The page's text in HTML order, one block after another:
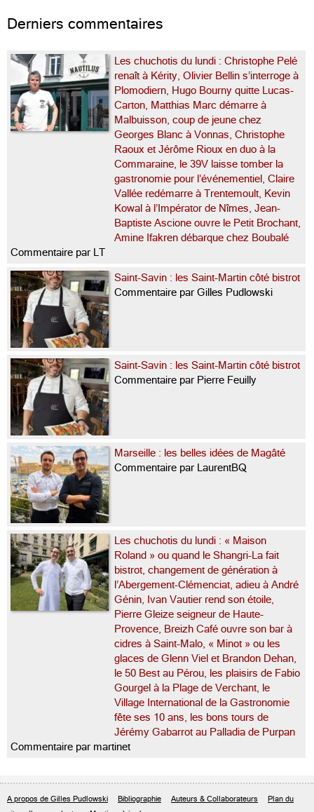
Derniers commentaires
Les chuchotis du lundi : Christophe Pelé
renaît à Kérity, Olivier Bellin s’interroge à
Plomodiern, Hugo Bourny quitte Lucas-
Carton, Matthias Marc démarre à
Malbuisson, coup de jeune chez
Georges Blanc à Vonnas, Christophe
Raoux et Jérôme Rioux en duo à la
Commaraine, le 39V laisse tomber la
gastronomie pour l’événementiel, Claire
Vallée redémarre à Trentemoult, Kevin
Kowal à l’Impérator de Nîmes, Jean-
Baptiste Ascione ouvre le Petit Brochant,
Amine Ifakren débarque chez Boubalé
Commentaire par LT
Saint-Savin : les Saint-Martin côté bistrot
Commentaire par Gilles Pudlowski
Saint-Savin : les Saint-Martin côté bistrot
Commentaire par Pierre Feuilly
Marseille : les belles idées de Magâté
Commentaire par LaurentBQ
Les chuchotis du lundi : « Maison
Roland » ou quand le Shangri-La fait
bistrot, changement de génération à
l’Abergement-Clémenciat, adieu à André
Génin, Ivan Vautier rend son étoile,
Pierre Gleize seigneur de Haute-
Provence, Breizh Café ouvre son bar à
cidres à Saint-Malo, « Minot » ou les
glaces de Glenn Viel et Brandon Dehan,
le 50 Best au Pérou, les plaisirs de Fabio
Gourgel à la Plage de Verchant, le
Village International de la Gastronomie
fête ses 10 ans, les bons tours de
Jérémy Gabarrot au Palladia de Purpan
Commentaire par martinet
A propos de Gilles Pudlowski Bibliographie Auteurs & Collaborateurs
Plan du